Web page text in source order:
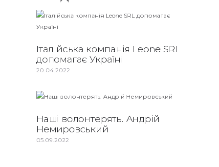
Італійська компанія Leone SRL
допомагає Україні
20.04.2022
Наші волонтерять. Андрій
Немировський
05.09.2022